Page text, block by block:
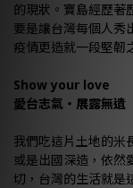
的現狀。寶島經歷著
要是讓台灣每個人秀
疫情更造就一段堅韌
Show your love
愛台志氣・展露無遺
我們吃這片土地的米
或是出國深造，依然
切，台灣的生活就是